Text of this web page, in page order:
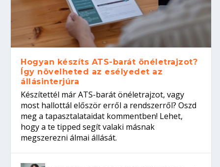
Hogyan készíts ATS-barát önéletrajzot?
Így növelheted az esélyedet az
állásinterjúra
Készítettél már ATS-barát önéletrajzot, vagy
most hallottál először erről a rendszerről? Oszd
meg a tapasztalataidat kommentben! Lehet,
hogy a te tipped segít valaki másnak
megszerezni álmai állását.